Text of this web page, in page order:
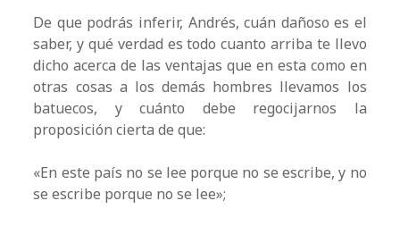
De que podrás inferir, Andrés, cuán dañoso es el
saber, y qué verdad es todo cuanto arriba te llevo
dicho acerca de las ventajas que en esta como en
otras cosas a los demás hombres llevamos los
batuecos, y cuánto debe regocijarnos la
proposición cierta de que:
«En este país no se lee porque no se escribe, y no
se escribe porque no se lee»;